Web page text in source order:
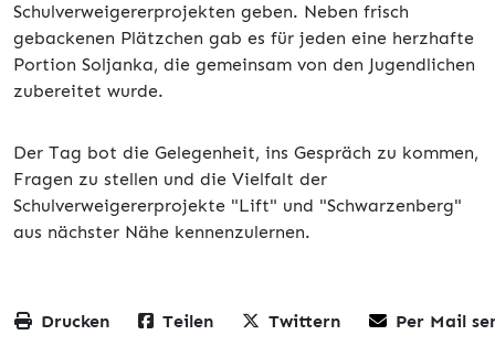
Schulverweigererprojekten geben. Neben frisch
gebackenen Plätzchen gab es für jeden eine herzhafte
Portion Soljanka, die gemeinsam von den Jugendlichen
zubereitet wurde.
Der Tag bot die Gelegenheit, ins Gespräch zu kommen,
Fragen zu stellen und die Vielfalt der
Schulverweigererprojekte "Lift" und "Schwarzenberg"
aus nächster Nähe kennenzulernen.
Drucken Teilen Twittern Per Mail